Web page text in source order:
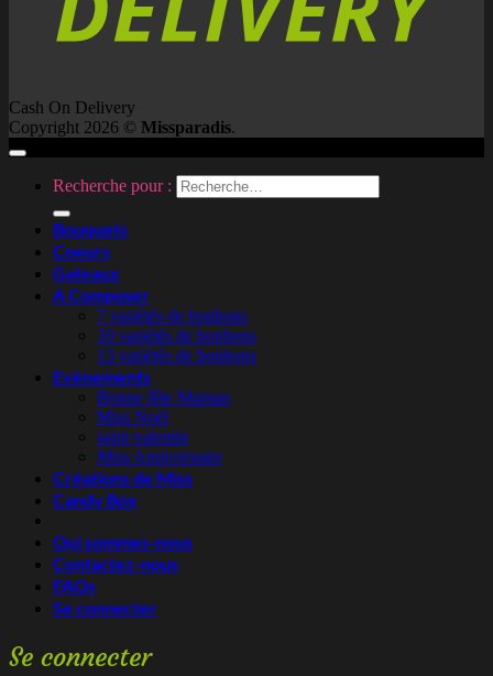
Cash On Delivery
Copyright 2026 © Missparadis.
Recherche pour :
Bouquets
Coeurs
Gateaux
A Composer
7 variétés de bonbons
10 variétés de bonbons
13 variétés de bonbons
Evènements
Bonne fête Maman
Miss Noël
saint valentin
Miss Anniversaire
Créations de Miss
Candy Box
Qui sommes-nous
Contactez-nous
FAQs
Se connecter
Se connecter